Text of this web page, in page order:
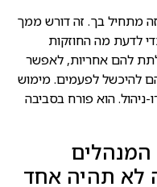
מתחיל בך. זה דורש ממך
לדעת מה החוזקות
להם אחריות, לאפשר
להיכשל לפעמים. מימוש
ניהול. הוא פורח בסביבה
המנהלים
לא תהיה אחד